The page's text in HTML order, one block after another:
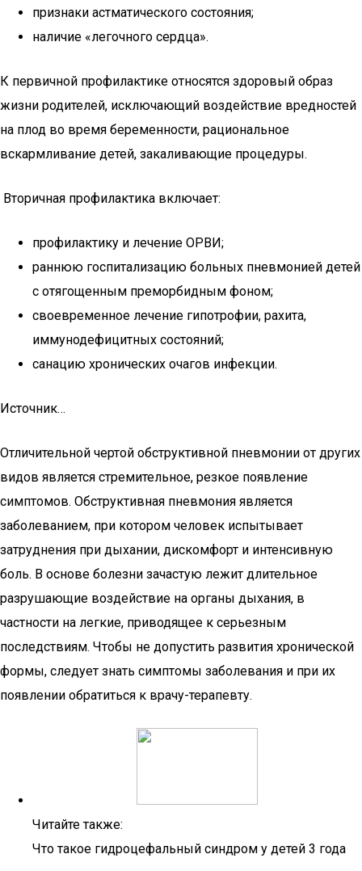
признаки астматического состояния;
наличие «легочного сердца».
К первичной профилактике относятся здоровый образ
жизни родителей, исключающий воздействие вредностей
на плод во время беременности, рациональное
вскармливание детей, закаливающие процедуры.
Вторичная профилактика включает:
профилактику и лечение ОРВИ;
раннюю госпитализацию больных пневмонией детей
с отягощенным преморбидным фоном;
своевременное лечение гипотрофии, рахита,
иммунодефицитных состояний;
санацию хронических очагов инфекции.
Источник…
Отличительной чертой обструктивной пневмонии от других
видов является стремительное, резкое появление
симптомов. Обструктивная пневмония является
заболеванием, при котором человек испытывает
затруднения при дыхании, дискомфорт и интенсивную
боль. В основе болезни зачастую лежит длительное
разрушающие воздействие на органы дыхания, в
частности на легкие, приводящее к серьезным
последствиям. Чтобы не допустить развития хронической
формы, следует знать симптомы заболевания и при их
появлении обратиться к врачу-терапевту.
Читайте также:
Что такое гидроцефальный синдром у детей 3 года